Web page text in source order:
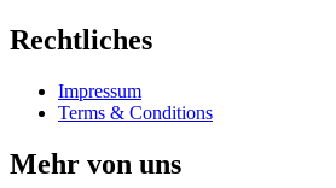
Rechtliches
Impressum
Terms & Conditions
Mehr von uns